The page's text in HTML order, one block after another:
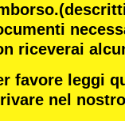
riceverai
favore leggi
nel